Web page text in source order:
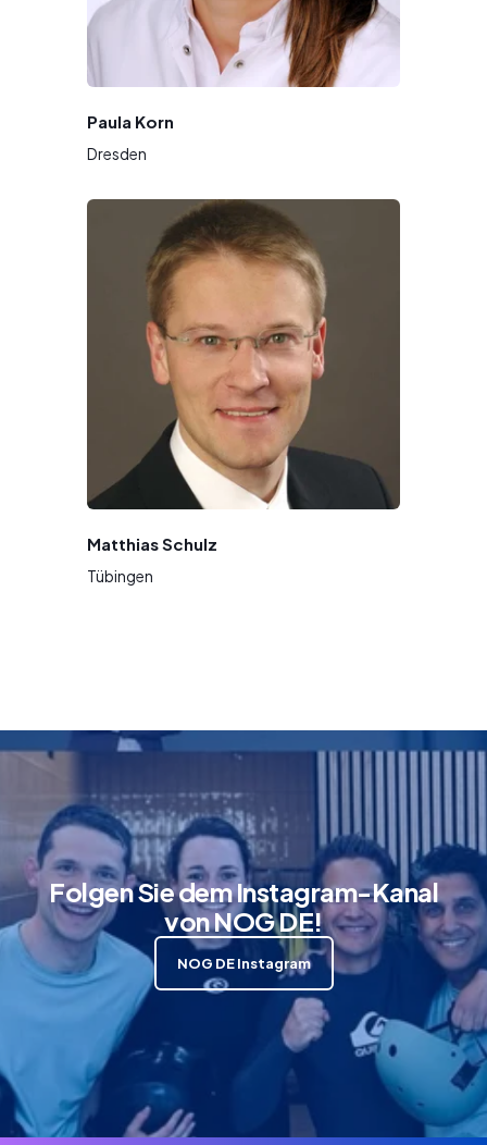
Paula Korn
Dresden
Matthias Schulz
Tübingen
Folgen Sie dem Instagram-Kanal
von NOG DE!
NOG DE Instagram